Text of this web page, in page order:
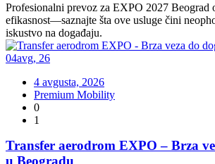
Profesionalni prevoz za EXPO 2027 Beograd
efikasnost—saznajte šta ove usluge čini
iskustvo na događaju.
04avg, 26
4 avgusta, 2026
Premium Mobility
0
1
Transfer aerodrom EXPO – Brza
u Beogradu